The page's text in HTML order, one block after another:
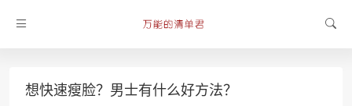
想快速瘦脸？男士有什么好方法？